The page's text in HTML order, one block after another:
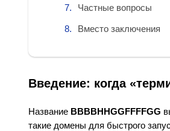
Частные вопросы
Вместо заключения
Введение: когда
Название BBBBHHGGFFFFGG
такие домены для быстрого